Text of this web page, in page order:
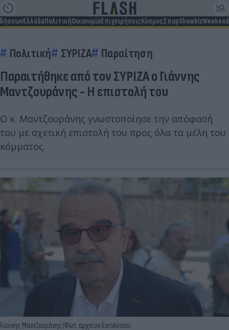
ΕλλάδαΠολιτικήΟικονομίαΕπιχειρήσειςΚόσμοςΣπορShowbizWeekend
Πολιτική ΣΥΡΙΖΑ Παραίτηση
Παραιτήθηκε από τον ΣΥΡΙΖΑ ο Γιάννης
Μαντζουράνης - Η επιστολή του
Ο κ. Μαντζουράνης γνωστοποίησε την απόφασή
του με σχετική επιστολή του προς όλα τα μέλη του
κόμματος.
Γιάννης Μαντζουράνης/Φωτ. αρχείου Eurokinissi